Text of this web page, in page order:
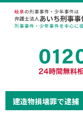
建造物損壊罪で逮捕